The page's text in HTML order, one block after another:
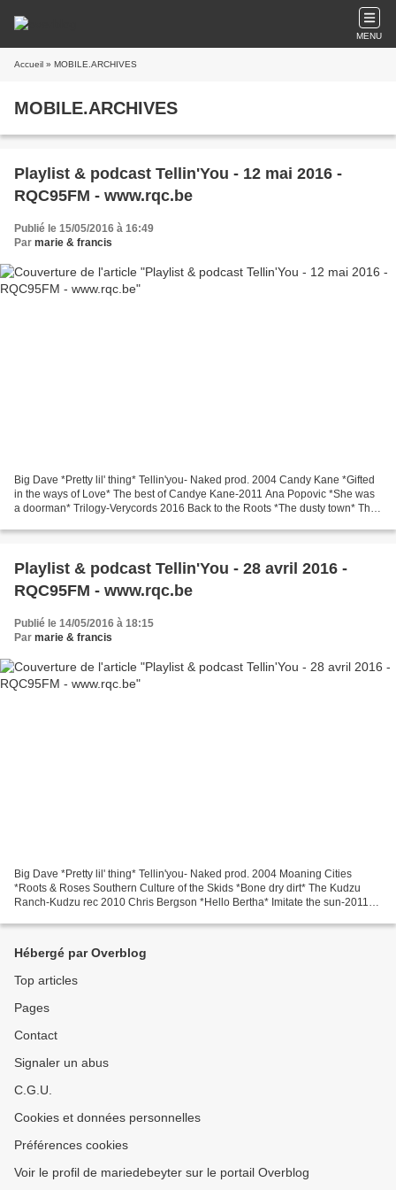
MENU
Accueil » MOBILE.ARCHIVES
MOBILE.ARCHIVES
Playlist & podcast Tellin'You - 12 mai 2016 -
RQC95FM - www.rqc.be
Publié le 15/05/2016 à 16:49
Par marie & francis
Big Dave *Pretty lil' thing* Tellin'you- Naked prod. 2004 Candy Kane *Gifted
in the ways of Love* The best of Candye Kane-2011 Ana Popovic *She was
a doorman* Trilogy-Verycords 2016 Back to the Roots *The dusty town* The
Playlist & podcast Tellin'You - 28 avril 2016 -
RQC95FM - www.rqc.be
Publié le 14/05/2016 à 18:15
Par marie & francis
Big Dave *Pretty lil' thing* Tellin'you- Naked prod. 2004 Moaning Cities
*Roots & Roses Southern Culture of the Skids *Bone dry dirt* The Kudzu
Ranch-Kudzu rec 2010 Chris Bergson *Hello Bertha* Imitate the sun-2011
Hébergé par Overblog
Top articles
Pages
Contact
Signaler un abus
C.G.U.
Cookies et données personnelles
Préférences cookies
Voir le profil de mariedebeyter sur le portail Overblog